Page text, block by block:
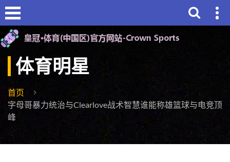
体育明星
首页
字母哥暴力统治与Clearlove战术智慧谁能称雄篮球与电竞顶
峰